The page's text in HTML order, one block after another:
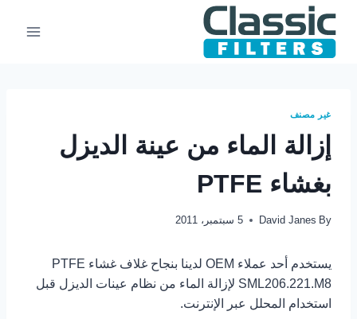
content
غير مصنف
إزالة الماء من عينة الديزل
بغشاء PTFE
By
David Janes 5 سبتمبر، 2011
يستخدم أحد عملاء OEM لدينا بنجاح غلاف غشاء PTFE
SML206.221.M8 لإزالة الماء من نظام عينات الديزل قبل
استخدام المحلل عبر الإنترنت.